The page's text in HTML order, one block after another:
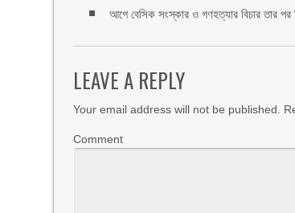
আগে বেসিক সংস্কার ও গণহত্যার বিচার তার পর
LEAVE A REPLY
Your email address will not be published.
Comment